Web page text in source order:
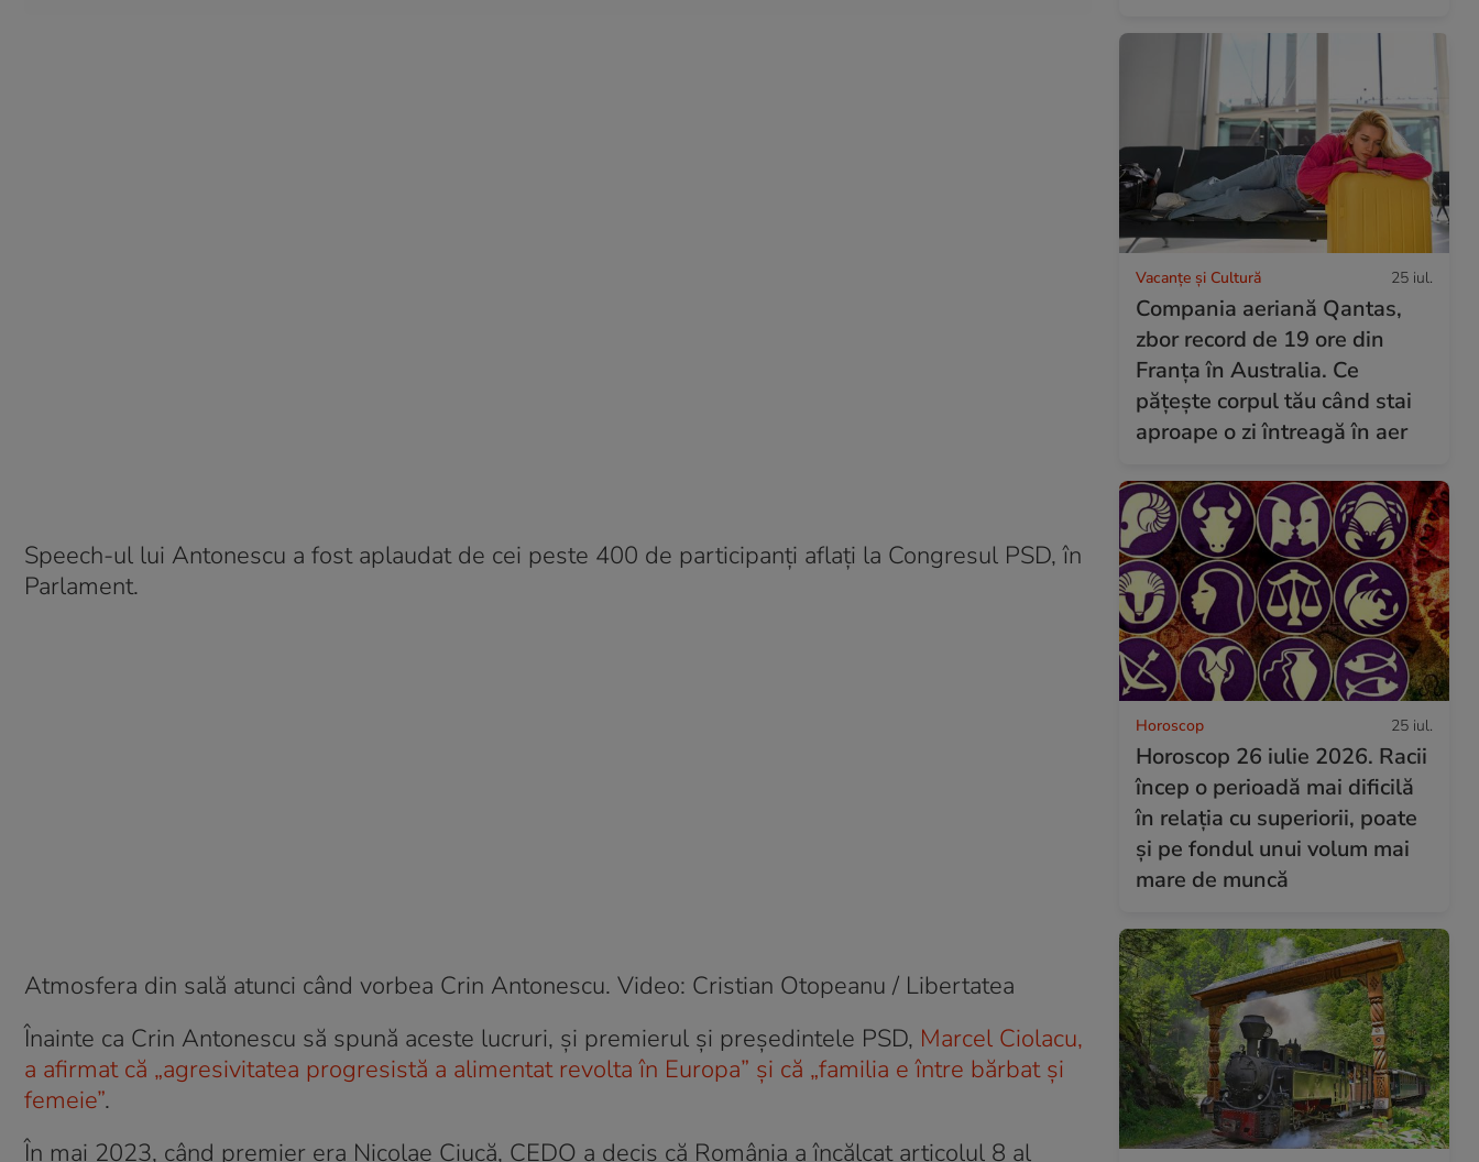
Speech-ul lui Antonescu a fost aplaudat de cei peste 400 de participanți aflați la Congresul PSD, în
Parlament.
Atmosfera din sală atunci când vorbea Crin Antonescu. Video: Cristian Otopeanu / Libertatea
Înainte ca Crin Antonescu să spună aceste lucruri, și premierul și președintele PSD, Marcel Ciolacu,
a afirmat că „agresivitatea progresistă a alimentat revolta în Europa” și că „familia e între bărbat şi
femeie”.
În mai 2023, când premier era Nicolae Ciucă, CEDO a decis că România a încălcat articolul 8 al
Vacanțe și Cultură 25 iul.
Compania aeriană Qantas,
zbor record de 19 ore din
Franța în Australia. Ce
pățește corpul tău când stai
aproape o zi întreagă în aer
Horoscop 25 iul.
Horoscop 26 iulie 2026. Racii
încep o perioadă mai dificilă
în relația cu superiorii, poate
și pe fondul unui volum mai
mare de muncă